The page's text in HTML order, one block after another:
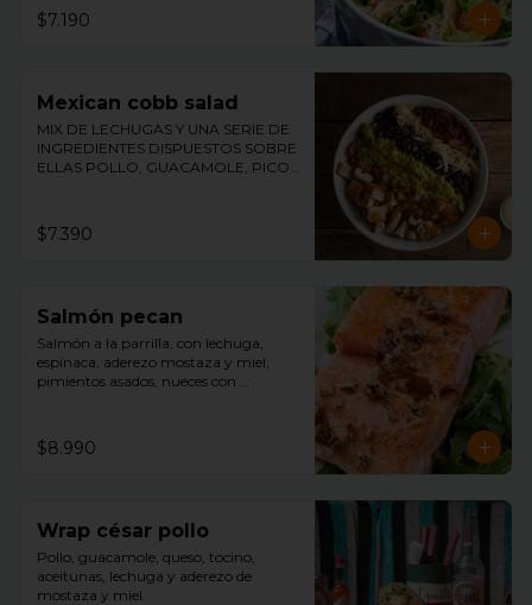
$7.190
Mexican cobb salad
MIX DE LECHUGAS Y UNA SERIE DE
INGREDIENTES DISPUESTOS SOBRE
ELLAS POLLO, GUACAMOLE, PICO
NUESTRO ADEREZO DE MOSTAZA Y
MIEL.
$7.390
Salmón pecan
Salmón a la parrilla, con lechuga,
espinaca, aderezo mostaza y miel,
pimientos asados, nueces con
$8.990
Wrap césar pollo
Pollo, guacamole, queso, tocino,
aceitunas, lechuga y aderezo de
mostaza y miel.